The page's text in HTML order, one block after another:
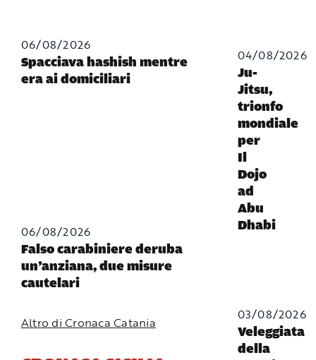
06/08/2026
Spacciava hashish mentre
era ai domiciliari
06/08/2026
Falso carabiniere deruba
un’anziana, due misure
cautelari
Altro di Cronaca Catania
04/08/2026
Ju-
Jitsu,
trionfo
mondiale
per
Il
Dojo
ad
Abu
Dhabi
03/08/2026
Veleggiata
della